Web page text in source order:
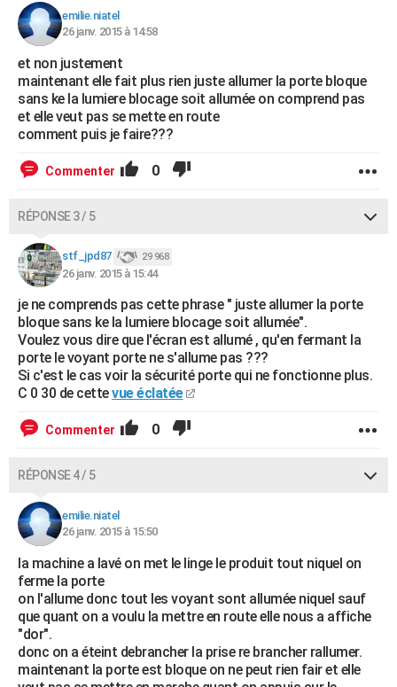
emilie.niatel
26 janv. 2015 à 14:58
et non justement
maintenant elle fait plus rien juste allumer la porte bloque
sans ke la lumiere blocage soit allumée on comprend pas
et elle veut pas se mette en route
comment puis je faire???
Commenter 0
RÉPONSE 3 / 5
stf_jpd87 29 968
26 janv. 2015 à 15:44
je ne comprends pas cette phrase " juste allumer la porte
bloque sans ke la lumiere blocage soit allumée".
Voulez vous dire que l'écran est allumé , qu'en fermant la
porte le voyant porte ne s'allume pas ???
Si c'est le cas voir la sécurité porte qui ne fonctionne plus.
C 0 30 de cettevue éclatée
Commenter 0
RÉPONSE 4 / 5
emilie.niatel
26 janv. 2015 à 15:50
la machine a lavé on met le linge le produit tout niquel on
ferme la porte
on l'allume donc tout les voyant sont allumée niquel sauf
que quant on a voulu la mettre en route elle nous a affiche
"dor".
donc on a éteint debrancher la prise re brancher rallumer.
maintenant la porte est bloque on ne peut rien fair et elle